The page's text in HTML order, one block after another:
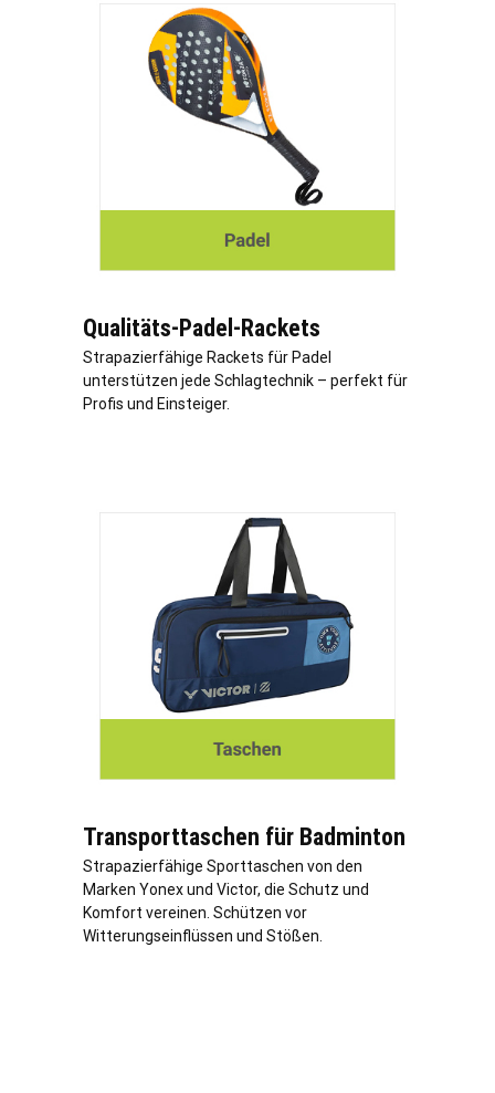
Qualitäts-Padel-Rackets
Strapazierfähige Rackets für Padel
unterstützen jede Schlagtechnik – perfekt für
Profis und Einsteiger.
Transporttaschen für Badminton
Strapazierfähige Sporttaschen von den
Marken Yonex und Victor, die Schutz und
Komfort vereinen. Schützen vor
Witterungseinflüssen und Stößen.